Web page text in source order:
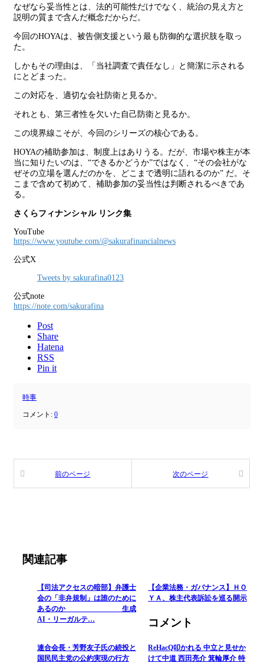
なぜなら妥当性とは、法的可能性だけでなく、統治の見え方と
説明の質まで含んだ概念だからだ。
今回のHOYAは、被告側支援という最も防御的な選択肢を取っ
た。
しかもその理由は、「当社調査で責任なし」と簡潔に示される
にとどまった。
この対応を、適切な会社防衛と見るか。
それとも、第三者性を欠いた自己防衛と見るか。
この境界線こそが、今回のシリーズの核心である。
HOYAの補助参加は、制度上はありうる。だが、市場や株主が本
当に知りたいのは、“できるかどうか”ではなく、“その会社がな
ぜその立場を選んだのかを、どこまで透明に語れるのか” だ。そ
こまで含めて初めて、補助参加の妥当性は判断されるべきであ
る。
さくらフィナンシャル リンク集
YouTube
https://www.youtube.com/@sakurafinancialnews
公式X
Tweets by sakurafina0123
公式note
https://note.com/sakurafina
Post
Share
Hatena
RSS
Pin it
時事
コメント: 0
前のページ 次のページ
関連記事
【司法アクセスの暗部】弁護士
会の「非弁規制」は誰のために
あるのか 生成
AI・リーガルテ…
【企業法務・ガバナンス】ＨＯ
ＹＡ、株主代表訴訟を巡る開示
連合会長・芳野友子氏の続投と
国民民主党の公約実現の行方
ReHacQ叩かれる 中立と見せか
けて中道 西田亮介 箕輪厚介 特
コメント